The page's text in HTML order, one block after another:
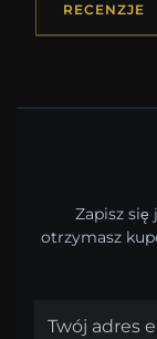
RECENZJE
Zapisz się
otrzymasz